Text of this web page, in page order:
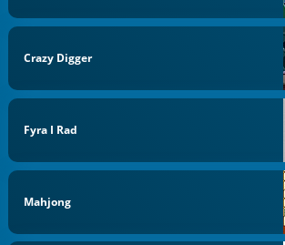
Crazy Digger
Fyra I Rad
Mahjong